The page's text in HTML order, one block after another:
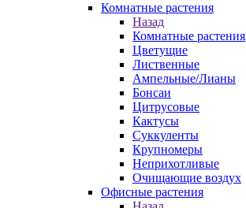
Комнатные растения
Назад
Комнатные растения
Цветущие
Лиственные
Ампельные/Лианы
Бонсаи
Цитрусовые
Кактусы
Суккуленты
Крупномеры
Неприхотливые
Очищающие воздух
Офисные растения